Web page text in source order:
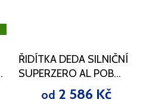
ŘIDÍTKA DEDA SILNIČNÍ
SUPERZERO AL POB
od 2 586 Kč